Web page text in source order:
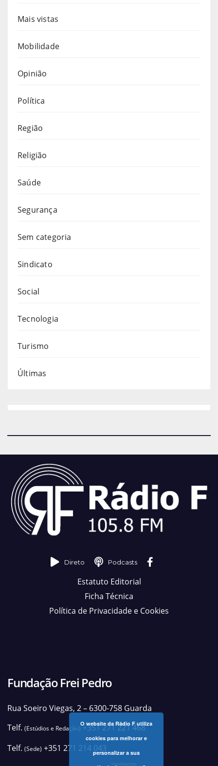
Mais vistas
Mobilidade
Opinião
Política
Região
Religião
Saúde
Segurança
Sem categoria
Sindicato
Social
Tecnologia
Turismo
Últimas
Direto Podcasts
Estatuto Editorial
Ficha Técnica
Política de Privacidade e Cookies
Fundação Frei Pedro
Rua Soeiro Viegas, 2 – 6300-758 Guarda
Telf. (Estúdios e Redação)+351 271 221 468
Telf. (Sede) +351 271 214 043
+contactos
O website da Rádio F utiliza
cookies para melhorar e
personalizar a sua